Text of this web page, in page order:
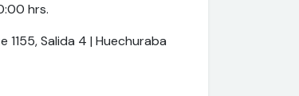
hrs.
1155, Salida 4 | Huechuraba